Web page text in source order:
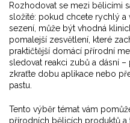
Rozhodovat se mezi bělicími
složité: pokud chcete rychlý a
sezení, může být vhodná
pomalejší zesvětlení, které
praktičtější domácí přírodní
sledovat reakci zubů a dásní
zkraťte dobu aplikace nebo
pastu.
Tento výběr témat vám
přírodních bělicích produktů a